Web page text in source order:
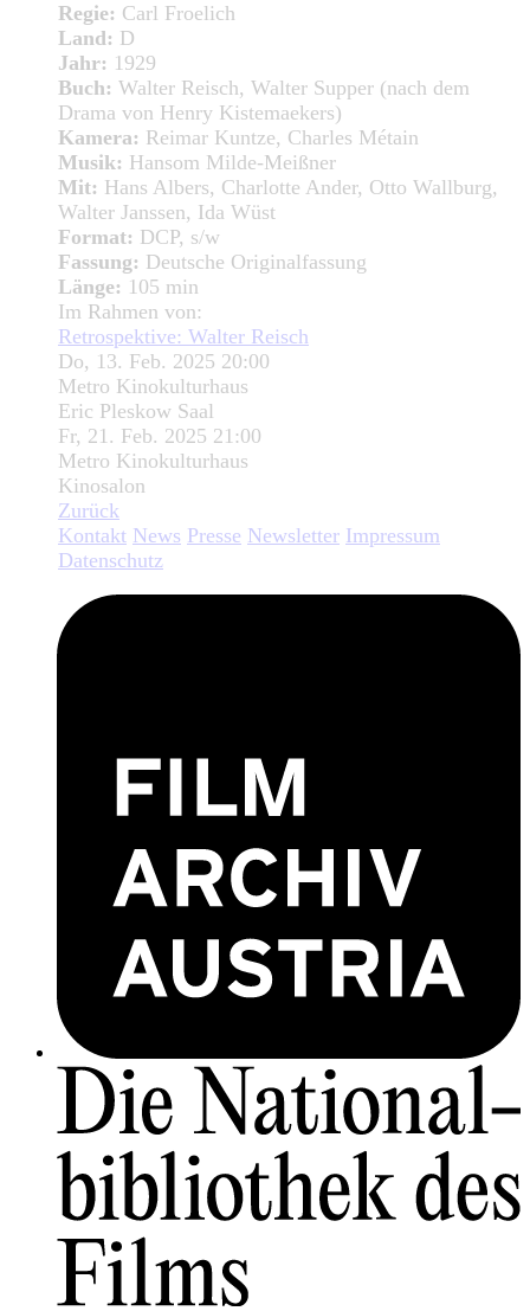
Regie: Carl Froelich
Land: D
Jahr: 1929
Buch: Walter Reisch, Walter Supper (nach dem
Drama von Henry Kistemaekers)
Kamera: Reimar Kuntze, Charles Métain
Musik: Hansom Milde-Meißner
Mit: Hans Albers, Charlotte Ander, Otto Wallburg,
Walter Janssen, Ida Wüst
Format: DCP, s/w
Fassung: Deutsche Originalfassung
Länge: 105 min
Im Rahmen von:
Retrospektive: Walter Reisch
Do, 13. Feb. 2025 20:00
Metro Kinokulturhaus
Eric Pleskow Saal
Fr, 21. Feb. 2025 21:00
Metro Kinokulturhaus
Kinosalon
Zurück
Kontakt News Presse Newsletter Impressum
Datenschutz